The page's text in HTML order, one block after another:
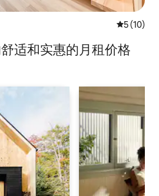
平均评分
5 (10)
适和实惠的月租价格